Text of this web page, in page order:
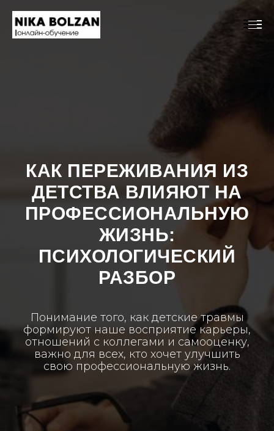
КАК ПЕРЕЖИВАНИЯ ИЗ
ДЕТСТВА ВЛИЯЮТ НА
ПРОФЕССИОНАЛЬНУЮ
ЖИЗНЬ:
ПСИХОЛОГИЧЕСКИЙ
РАЗБОР
Понимание того, как детские травмы
формируют наше восприятие карьеры,
отношений с коллегами и самооценку,
важно для всех, кто хочет улучшить
свою профессиональную жизнь.